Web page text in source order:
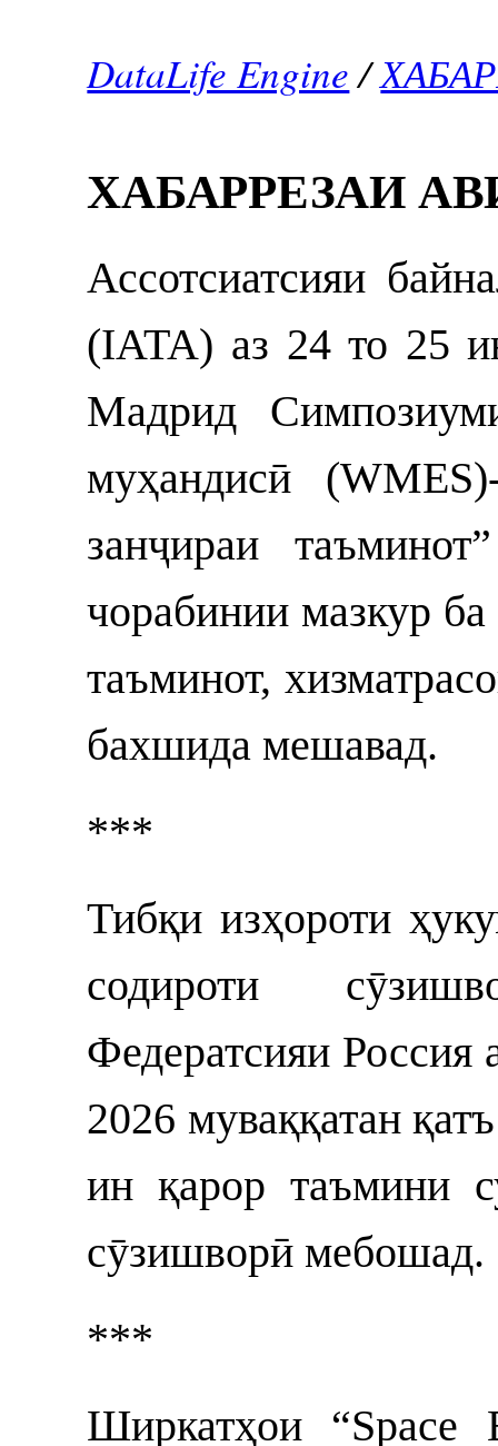
DataLife Engine/
ХАБАРРЕЗАИ
Ассотсиатсияи
(IATA) аз 24 то 25
Мадрид
муҳандисӣ
занҷираи
чорабинии мазкур
таъминот,
бахшида мешавад.
***
Тибқи изҳороти
содироти
Федератсияи Россия
2026 муваққатан
ин қарор таъмини
сӯзишворӣ мебошад.
***
Ширкатҳои “Space